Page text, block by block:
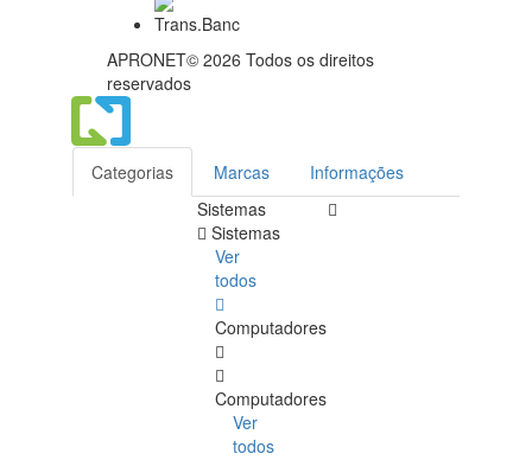
APRONET© 2026 Todos os direitos
reservados
Categorias Marcas
Informações
Sistemas
Sistemas
Ver
todos
Computadores
Computadores
Ver
todos